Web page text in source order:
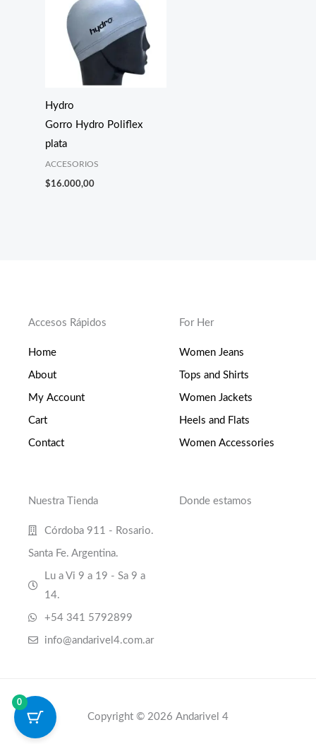
Hydro
Gorro Hydro Poliflex
plata
ACCESORIOS
$16.000,00
Accesos Rápidos
Home
About
My Account
Cart
Contact
For Her
Women Jeans
Tops and Shirts
Women Jackets
Heels and Flats
Women Accessories
Nuestra Tienda
Córdoba 911 - Rosario.
Santa Fe. Argentina.
Lu a Vi 9 a 19 - Sa 9 a
14.
+54 341 5792899
info@andarivel4.com.ar
Donde estamos
Copyright © 2026 Andarivel 4
0